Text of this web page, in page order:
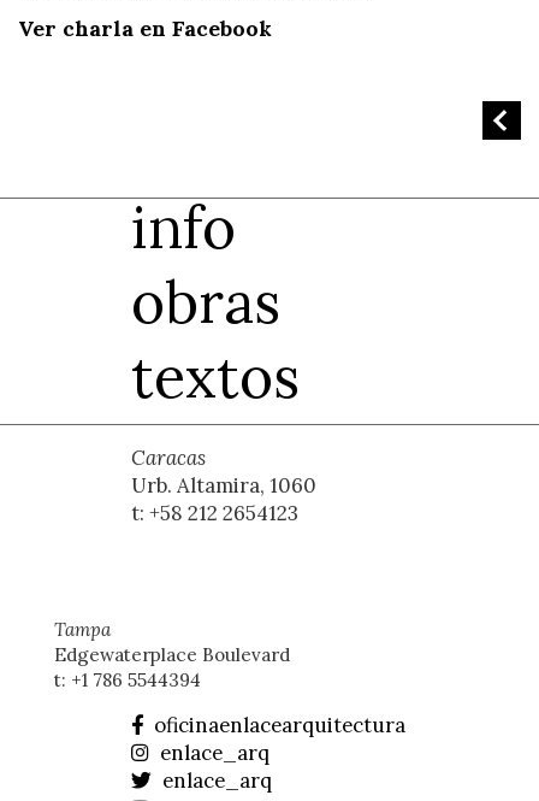
Ver charla en Facebook
info
obras
textos
Caracas
Urb. Altamira, 1060
t: +58 212 2654123
Tampa
Edgewaterplace Boulevard
t: +1 786 5544394
oficinaenlacearquitectura
enlace_arq
enlace_arq